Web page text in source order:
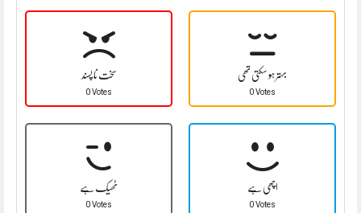
سخت نا پسند
0 Votes
بہتر ہو سکتی تھی
0 Votes
ٹھیک ہے
0 Votes
اچھی ہے
0 Votes